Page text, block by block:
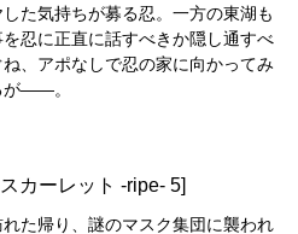
た気持ちが募る忍。一方の東湖も
忍に正直に話すべきか隠し通すべ
ね、アポなしで忍の家に向かってみ
が――。
カーレット -ripe- 5]
た帰り、謎のマスク集団に襲われ